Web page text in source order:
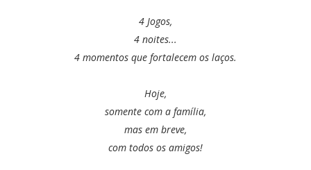
4 Jogos,
4 noites...
4 momentos que fortalecem os laços.
Hoje,
somente com a família,
mas em breve,
com todos os amigos!